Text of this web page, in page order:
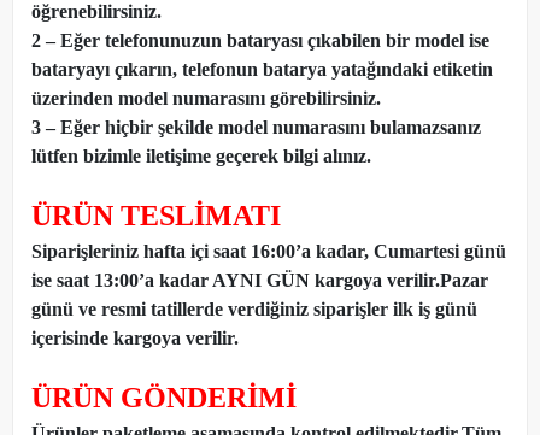
öğrenebilirsiniz.
2 – Eğer telefonunuzun bataryası çıkabilen bir model ise
bataryayı çıkarın, telefonun batarya yatağındaki etiketin
üzerinden model numarasını görebilirsiniz.
3 – Eğer hiçbir şekilde model numarasını bulamazsanız
lütfen bizimle iletişime geçerek bilgi alınız.
ÜRÜN TESLİMATI
Siparişleriniz hafta içi saat 16:00’a kadar, Cumartesi günü
ise saat 13:00’a kadar AYNI GÜN kargoya verilir.Pazar
günü ve resmi tatillerde verdiğiniz siparişler ilk iş günü
içerisinde kargoya verilir.
ÜRÜN GÖNDERİMİ